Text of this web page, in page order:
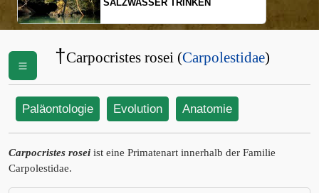
SALZWASSER TRINKEN
†Carpocristes rosei (Carpolestidae)
Paläontologie Evolution Anatomie
Carpocristes rosei ist eine Primatenart innerhalb der Familie
Carpolestidae.